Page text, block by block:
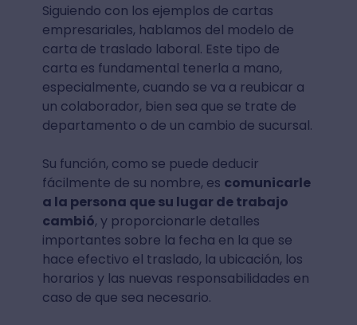
Siguiendo con los ejemplos de cartas
empresariales, hablamos del modelo de
carta de traslado laboral. Este tipo de
carta es fundamental tenerla a mano,
especialmente, cuando se va a reubicar a
un colaborador, bien sea que se trate de
departamento o de un cambio de sucursal.
Su función, como se puede deducir
fácilmente de su nombre, es comunicarle
a la persona que su lugar de trabajo
cambió, y proporcionarle detalles
importantes sobre la fecha en la que se
hace efectivo el traslado, la ubicación, los
horarios y las nuevas responsabilidades en
caso de que sea necesario.